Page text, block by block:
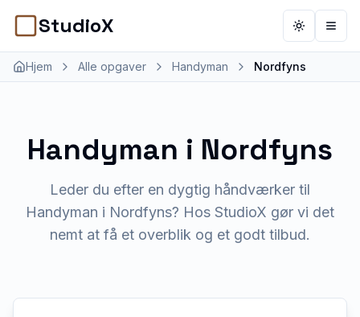
StudioX ToggleÅbn
Hjem Alle opgaver Handyman Nordfyns
Handyman i Nordfyns
Leder du efter en dygtig håndværker til
Handyman i Nordfyns? Hos StudioX gør vi det
nemt at få et overblik og et godt tilbud.